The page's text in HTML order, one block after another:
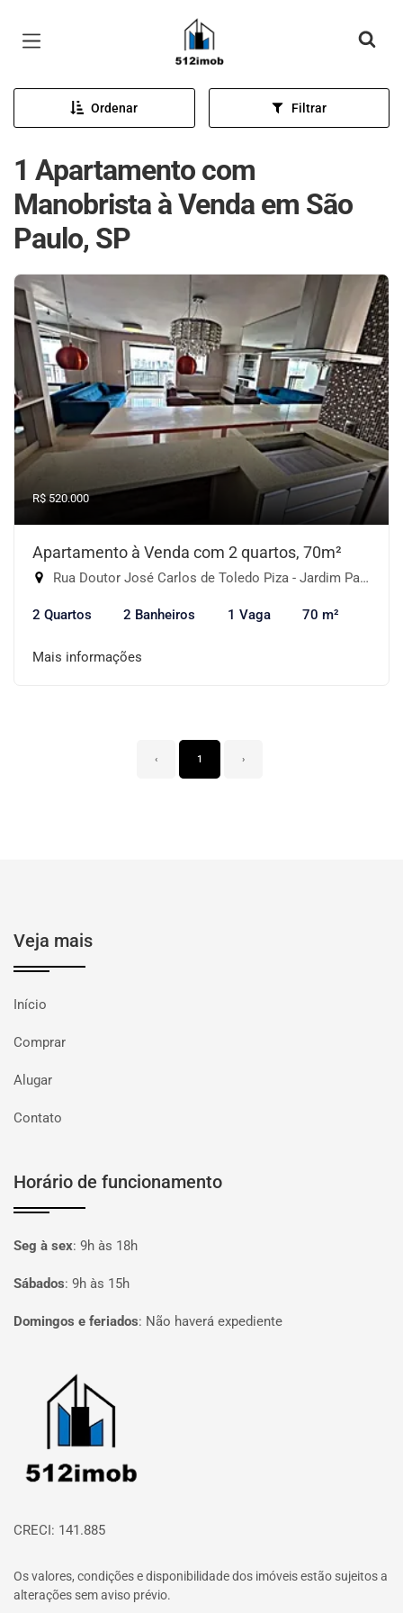
Página inicial
Ordenar Filtrar
1 Apartamento com
Manobrista à Venda em São
Paulo, SP
R$ 520.000
Apartamento à Venda com 2 quartos, 70m²
Rua Doutor José Carlos de Toledo Piza - Jardim Parque Morumbi, São Paulo-SP
2 Quartos 2 Banheiros 1 Vaga 70 m²
Mais informações
‹ 1 ›
Veja mais
Início
Comprar
Alugar
Contato
Horário de funcionamento
Seg à sex: 9h às 18h
Sábados: 9h às 15h
Domingos e feriados: Não haverá expediente
Página inicial
CRECI: 141.885
Os valores, condições e disponibilidade dos imóveis estão sujeitos a
alterações sem aviso prévio.